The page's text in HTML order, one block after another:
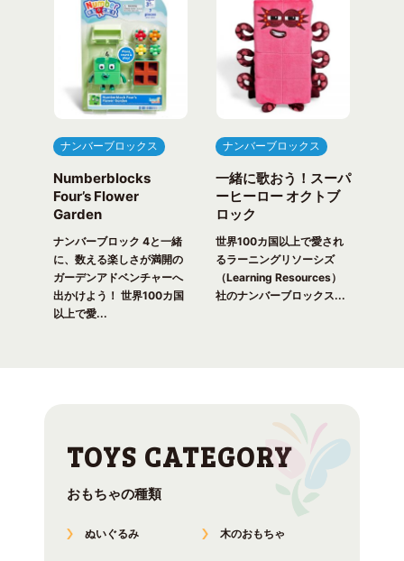
ナンバーブロックス
Numberblocks
Four’s Flower
Garden
ナンバーブロック 4と一緒
に、数える楽しさが満開の
ガーデンアドベンチャーへ
出かけよう！ 世界100カ国
以上で愛...
ナンバーブロックス
一緒に歌おう！スーパ
ーヒーロー オクトブ
ロック
世界100カ国以上で愛され
るラーニングリソーシズ
（Learning Resources）
社のナンバーブロックス...
おもちゃの種類
ぬいぐるみ 木のおもちゃ